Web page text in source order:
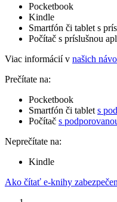
Pocketbook
Kindle
Smartfón či tablet s
Počítač s príslušnou
Viac informácií v našich
Prečítate na:
Pocketbook
Smartfón či tablet s
Počítač s
Neprečítate na:
Kindle
Ako čítať e-knihy